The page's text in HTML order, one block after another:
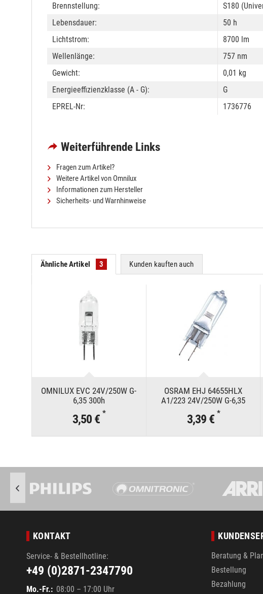
Brennstellung:
S180
Lebensdauer:
50 h
Lichtstrom:
8700 lm
Wellenlänge:
757 nm
Gewicht:
0,01 kg
Energieeffizienzklasse (A - G):
G
EPREL-Nr:
1736776
Weiterführende Links
Fragen zum Artikel?
Weitere Artikel von Omnilux
Informationen zum Hersteller
Sicherheits- und Warnhinweise
Ähnliche Artikel 3 Kunden kauften auch
OMNILUX EVC 24V/250W G-
6,35 300h
3,50 € *
OSRAM EHJ 64655HLX
A1/223 24V/250W G-6,35
3,39 € *
KONTAKT
Service- & Bestellhotline:
+49 (0)2871-2347790
Mo.-Fr.: 08:00 – 17:00 Uhr
Beratung &
Bestellung
Bezahlung